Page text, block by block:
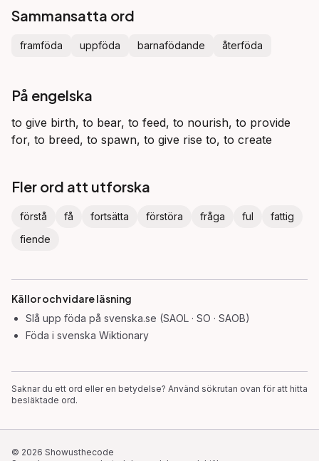
Sammansatta ord
framföda uppföda barnafödande återföda
På engelska
to give birth, to bear, to feed, to nourish, to provide
for, to breed, to spawn, to give rise to, to create
Fler ord att utforska
förstå få fortsätta förstöra fråga ful
fattig
fiende
Källor och vidare läsning
Slå upp föda på svenska.se (SAOL · SO · SAOB)
Föda i svenska Wiktionary
Saknar du ett ord eller en betydelse? Använd sökrutan ovan för att hitta
besläktade ord.
© 2026 Showusthecode